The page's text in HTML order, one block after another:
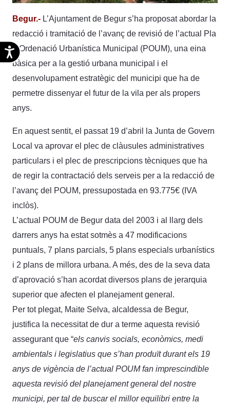
Accesibilidad
Begur.- L’Ajuntament de Begur s’ha proposat abordar la
redacció i tramitació de l’avanç de revisió de l’actual Pla
d’Ordenació Urbanística Municipal (POUM), una eina
bàsica per a la gestió urbana municipal i el
desenvolupament estratègic del municipi que ha de
permetre dissenyar el futur de la vila per als propers
anys.
En aquest sentit, el passat 19 d’abril la Junta de Govern
Local va aprovar el plec de clàusules administratives
particulars i el plec de prescripcions tècniques que ha
de regir la contractació dels serveis per a la redacció de
l’avanç del POUM, pressupostada en 93.775€ (IVA
inclòs).
L’actual POUM de Begur data del 2003 i al llarg dels
darrers anys ha estat sotmès a 47 modificacions
puntuals, 7 plans parcials, 5 plans especials urbanístics
i 2 plans de millora urbana. A més, des de la seva data
d’aprovació s’han acordat diversos plans de jerarquia
superior que afecten el planejament general.
Per tot plegat, Maite Selva, alcaldessa de Begur,
justifica la necessitat de dur a terme aquesta revisió
assegurant que “els canvis socials, econòmics, medi
ambientals i legislatius que s’han produït durant els 19
anys de vigència de l’actual POUM fan imprescindible
aquesta revisió del planejament general del nostre
municipi, per tal de buscar el millor equilibri entre la